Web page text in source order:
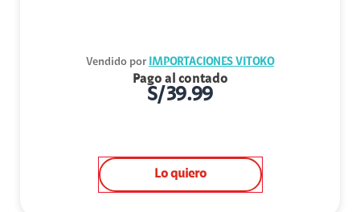
Vendido por IMPORTACIONES VITOKO
Pago al contado
S/39.99
Lo quiero